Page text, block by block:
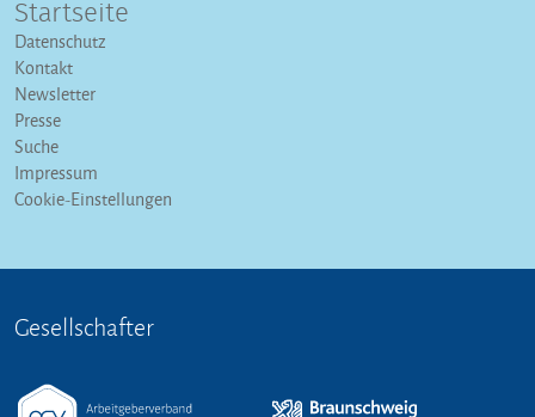
Startseite
Datenschutz
Kontakt
Newsletter
Presse
Suche
Impressum
Cookie-Einstellungen
Gesellschafter